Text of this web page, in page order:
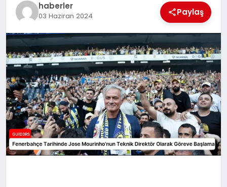
haberler
03 Haziran 2024 Paylaş